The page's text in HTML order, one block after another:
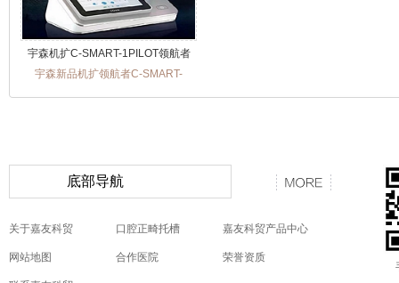
宇森机扩C-SMART-1PILOT领航者
宇森新品机扩领航者C-SMART-
底部导航
关于嘉友科贸 口腔正畸托槽 嘉友科贸产品中心
网站地图 合作医院 荣誉资质